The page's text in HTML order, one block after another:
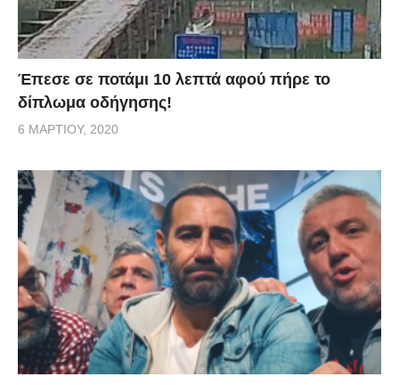
Έπεσε σε ποτάμι 10 λεπτά αφού πήρε το
δίπλωμα οδήγησης!
6 ΜΑΡΤΊΟΥ, 2020